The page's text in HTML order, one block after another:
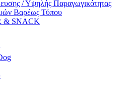
/ Υψηλής Παραγωγικότητας
Βαρέως Τύπου
SNACK